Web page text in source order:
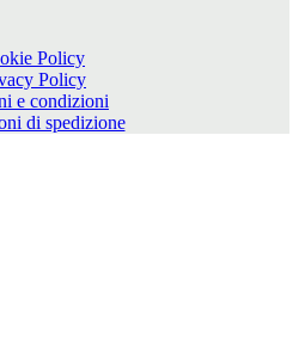
Policy
Policy
e condizioni
di spedizione